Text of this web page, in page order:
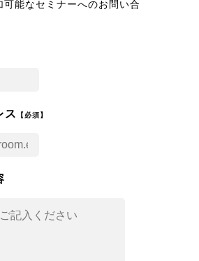
可能なセミナーへのお問い合
ス 【必須】